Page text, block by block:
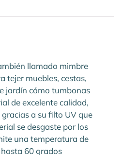
llamado mimbre
tejer muebles, cestas,
jardín cómo tumbonas
de excelente calidad,
a su filto UV que
se desgaste por los
una temperatura de
60 grados